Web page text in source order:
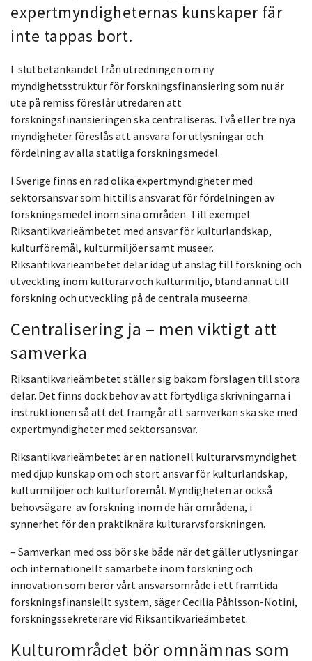
expertmyndigheternas kunskaper får
inte tappas bort.
I slutbetänkandet från utredningen om ny
myndighetsstruktur för forskningsfinansiering som nu är
ute på remiss föreslår utredaren att
forskningsfinansieringen ska centraliseras. Två eller tre nya
myndigheter föreslås att ansvara för utlysningar och
fördelning av alla statliga forskningsmedel.
I Sverige finns en rad olika expertmyndigheter med
sektorsansvar som hittills ansvarat för fördelningen av
forskningsmedel inom sina områden. Till exempel
Riksantikvarieämbetet med ansvar för kulturlandskap,
kulturföremål, kulturmiljöer samt museer.
Riksantikvarieämbetet delar idag ut anslag till forskning och
utveckling inom kulturarv och kulturmiljö, bland annat till
forskning och utveckling på de centrala museerna.
Centralisering ja – men viktigt att
samverka
Riksantikvarieämbetet ställer sig bakom förslagen till stora
delar. Det finns dock behov av att förtydliga skrivningarna i
instruktionen så att det framgår att samverkan ska ske med
expertmyndigheter med sektorsansvar.
Riksantikvarieämbetet är en nationell kulturarvsmyndighet
med djup kunskap om och stort ansvar för kulturlandskap,
kulturmiljöer och kulturföremål. Myndigheten är också
behovsägare av forskning inom de här områdena, i
synnerhet för den praktiknära kulturarvsforskningen.
– Samverkan med oss bör ske både när det gäller utlysningar
och internationellt samarbete inom forskning och
innovation som berör vårt ansvarsområde i ett framtida
forskningsfinansiellt system, säger Cecilia Påhlsson-Notini,
forskningssekreterare vid Riksantikvarieämbetet.
Kulturområdet bör omnämnas som